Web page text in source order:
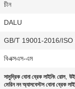
চীন
DALU
GB/T 19001-2016/
বিএক্সএস-এম
সামুদ্রিক বোনা ব্রেক লাইনিং রোল,
মেরিন নন অ্যাসবেস্টস বোনা ব্রেক